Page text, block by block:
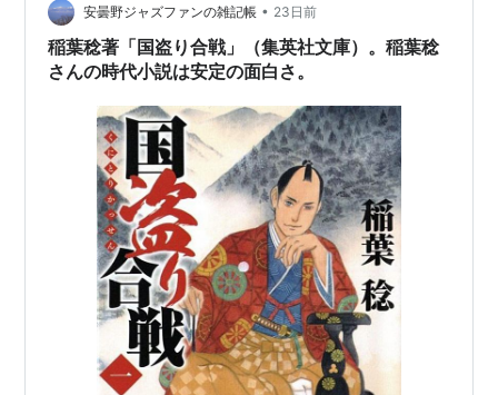
つけようとしていた。勿論、道教団も霊的防衛の手段を
講じていた。道教側…
安曇野ジャズファンの雑記帳 • 23日前
稲葉稔著「国盗り合戦」（集英社文庫）。稲葉稔
さんの時代小説は安定の面白さ。